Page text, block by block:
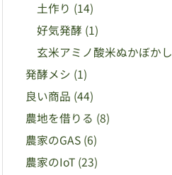
土作り (14)
好気発酵 (1)
玄米アミノ酸米ぬかぼかし
発酵メシ (1)
良い商品 (44)
農地を借りる (8)
農家のGAS (6)
農家のIoT (23)